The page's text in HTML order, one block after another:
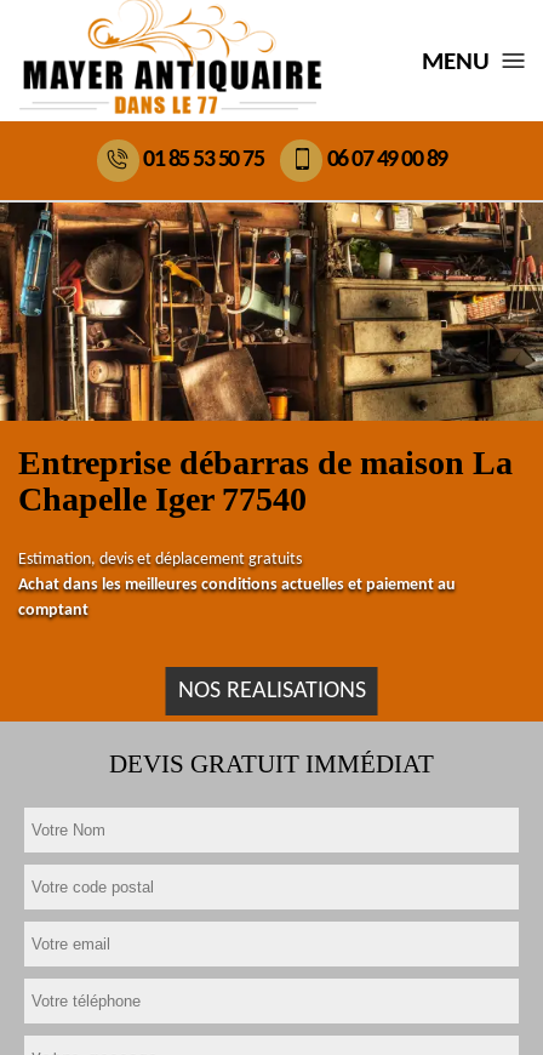
MENU
01 85 53 50 75 06 07 49 00 89
Entreprise débarras de maison La
Chapelle Iger 77540
Estimation, devis et déplacement gratuits
Achat dans les meilleures conditions actuelles et paiement au
comptant
NOS REALISATIONS
DEVIS GRATUIT IMMÉDIAT